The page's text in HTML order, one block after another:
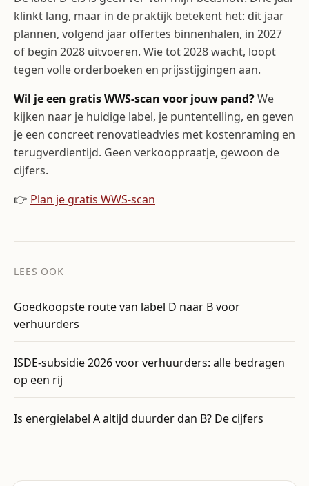
klinkt lang, maar in de praktijk betekent het: dit jaar
plannen, volgend jaar offertes binnenhalen, in 2027
of begin 2028 uitvoeren. Wie tot 2028 wacht, loopt
tegen volle orderboeken en prijsstijgingen aan.
Wil je een gratis WWS-scan voor jouw pand?We
kijken naar je huidige label, je puntentelling, en geven
je een concreet renovatieadvies met kostenraming en
terugverdientijd. Geen verkooppraatje, gewoon de
cijfers.
👉 Plan je gratis WWS-scan
LEES OOK
Goedkoopste route van label D naar B voor
verhuurders
ISDE-subsidie 2026 voor verhuurders: alle bedragen
op een rij
Is energielabel A altijd duurder dan B? De cijfers